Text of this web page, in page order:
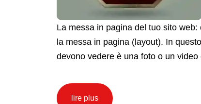
La messa in pagina del tuo sito
la messa in pagina (layout). In
devono vedere è una foto o un video
lire plus